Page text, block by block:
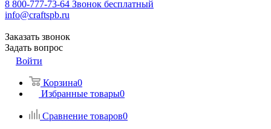
8 800-777-73-64 Звонок бесплатный
info@craftspb.ru
Заказать звонок
Задать вопрос
Войти
Корзина0
Избранные товары0
Сравнение товаров0